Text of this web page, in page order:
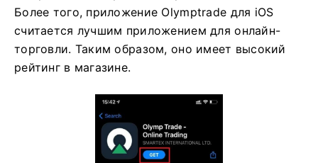
Более того, приложение Olymptrade для iOS
считается лучшим приложением для онлайн-
торговли. Таким образом, оно имеет высокий
рейтинг в магазине.